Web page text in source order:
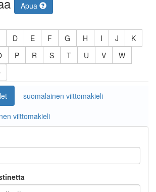
Apua
D E F G H I J
K
P R S T U V
W
suomalainen viittomakieli
viittomakieli